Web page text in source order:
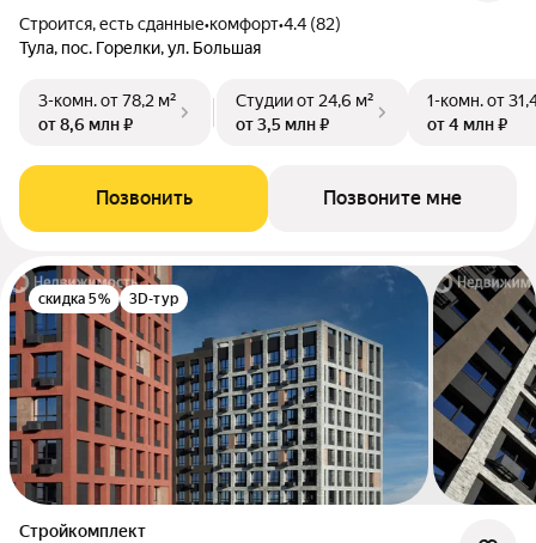
Строится, есть сданные•комфорт•4.4 (82)
Тула, пос. Горелки, ул. Большая
3-комн.от 78,2 м²
от 8,6 млн ₽
Студииот 24,6 м²
от 3,5 млн ₽
1-комн.от
от 4 млн ₽
Позвонить Позвоните мне
скидка 5% 3D-тур
Стройкомплект